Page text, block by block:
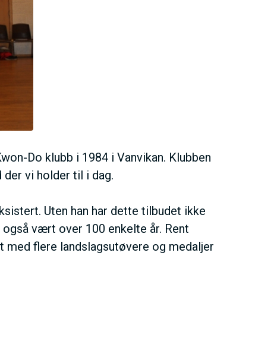
Do klubb i 1984 i Vanvikan. Klubben
der vi holder til i dag.
Uten han har dette tilbudet ikke
vært over 100 enkelte år. Rent
flere landslagsutøvere og medaljer